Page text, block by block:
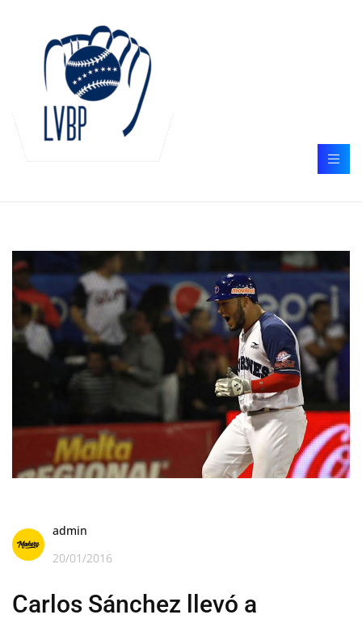
admin
20/01/2016
Carlos Sánchez llevó a